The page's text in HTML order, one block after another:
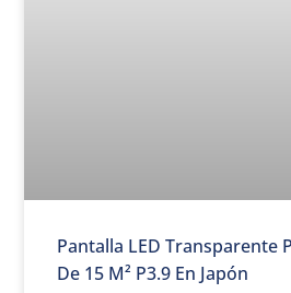
Pantalla LED Transparente
De 15 M² P3.9 En Japón